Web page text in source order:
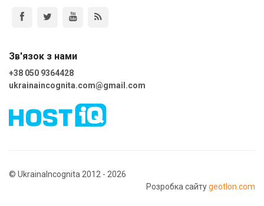
Зв'язок з нами
+38 050 9364428
ukrainaincognita.com@gmail.com
© UkrainaIncognita 2012 - 2026
Розробка сайтуgeotlon.com